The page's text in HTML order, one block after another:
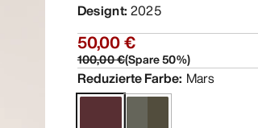
Designt: 2025
50,00 €
100,00 €(Spare50%)
Reduzierte Farbe: Mars